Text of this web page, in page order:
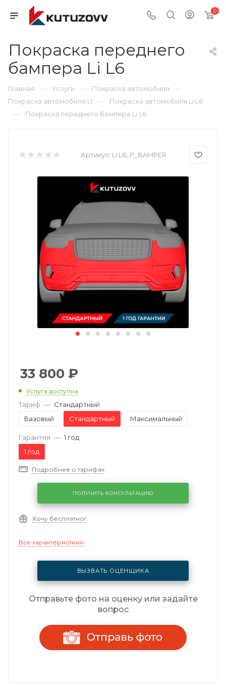
0
Покраска переднего
бампера Li L6
Главная — Услуги — Покраска автомобиля —
Покраска автомобиля LI — Покраска автомобиля Li L6
— Покраска переднего бампера Li L6
Артикул: Li L6_P_BAMPER
33 800 ₽
Услуга доступна
Тариф — Стандартный
Базовый
Стандартный Максимальный
Гарантия — 1 год
1 год
Подробнее о тарифах
ПОЛУЧИТЬ КОНСУЛЬТАЦИЮ
Хочу бесплатно!
Все характеристики
ВЫЗВАТЬ ОЦЕНЩИКА
Отправьте фото на оценку или задайте
вопрос